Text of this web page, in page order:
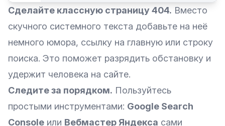
Сделайте классную страницу 404. Вместо
скучного системного текста добавьте на неё
немного юмора, ссылку на главную или строку
поиска. Это поможет разрядить обстановку и
удержит человека на сайте.
Следите за порядком. Пользуйтесь
простыми инструментами: Google Search
Console или Вебмастер Яндекса сами